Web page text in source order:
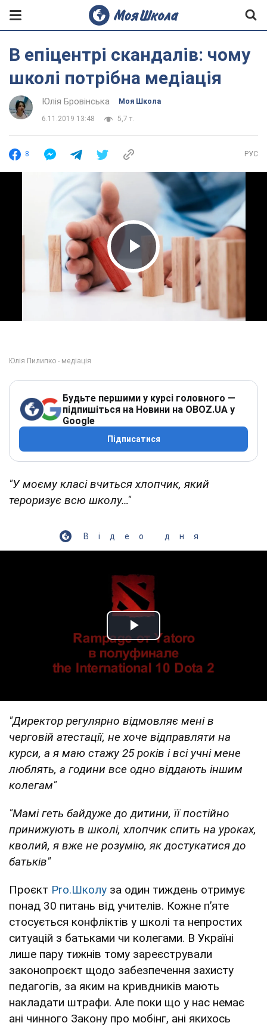
В епіцентрі скандалів: чому
школі потрібна медіація
Юлія Бровінська Моя Школа
6.11.2019 13:48 5,7 т.
8 РУС
Play Video
Будьте першими у курсі головного —
підпишіться на Новини на OBOZ.UA у
Google
Підписатися
"У моєму класі вчиться хлопчик, який
тероризує всю школу…"
Відео дня
Play Video
"Директор регулярно відмовляє мені в
черговій атестації, не хоче відправляти на
курси, а я маю стажу 25 років і всі учні мене
люблять, а години все одно віддають іншим
колегам"
"Мамі геть байдуже до дитини, її постійно
принижують в школі, хлопчик спить на уроках,
кволий, я вже не розумію, як достукатися до
батьків"
Проєкт Pro.Школу за один тиждень отримує
понад 30 питань від учителів. Кожне п’яте
стосується конфліктів у школі та непростих
ситуацій з батьками чи колегами. В Україні
лише пару тижнів тому зареєстрували
законопроєкт щодо забезпечення захисту
педагогів, за яким на кривдників мають
накладати штрафи. Але поки що у нас немає
ані чинного Закону про мобінг, ані якихось